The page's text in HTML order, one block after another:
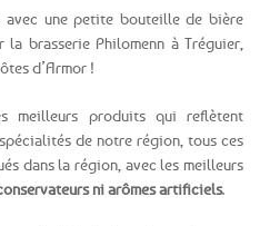
avec une petite bouteille de bière
brasserie Philomenn à Tréguier,
d’Armor !
meilleurs produits qui reflètent
de notre région, tous ces
dans la région, avec les meilleurs
ni arômes artificiels.